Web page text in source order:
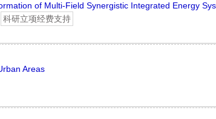
of Multi-Field Synergistic Integrated Energy
科研立项经费支持
Areas